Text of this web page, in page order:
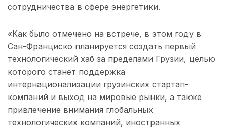
сотрудничества в сфере энергетики.
«Как было отмечено на встрече, в этом году в
Сан-Франциско планируется создать первый
технологический хаб за пределами Грузии, целью
которого станет поддержка
интернационализации грузинских стартап-
компаний и выход на мировые рынки, а также
привлечение внимания глобальных
технологических компаний, иностранных